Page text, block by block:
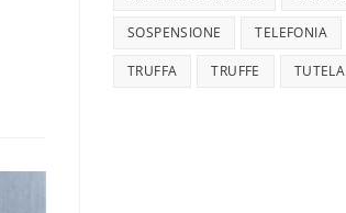
SOSPENSIONE TELEFONIA
TRUFFA TRUFFE TUTELA